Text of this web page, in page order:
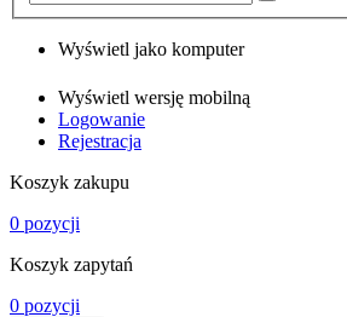
Wyświetl jako komputer
Wyświetl wersję mobilną
Logowanie
Rejestracja
Koszyk zakupu
0 pozycji
Koszyk zapytań
0 pozycji